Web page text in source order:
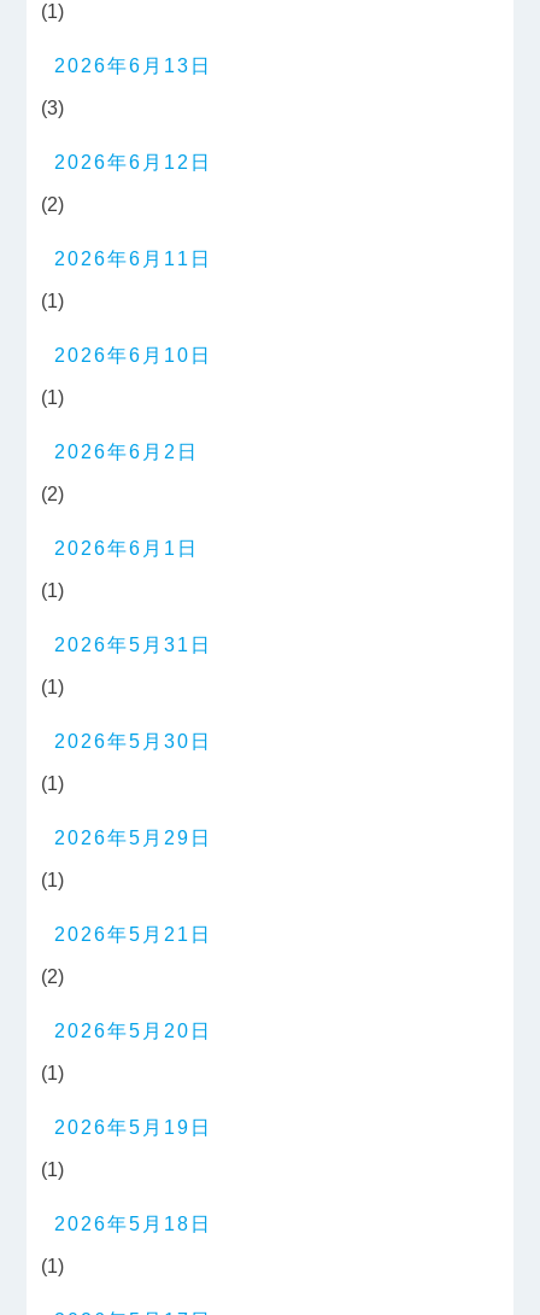
(1)
2026年6月13日
(3)
2026年6月12日
(2)
2026年6月11日
(1)
2026年6月10日
(1)
2026年6月2日
(2)
2026年6月1日
(1)
2026年5月31日
(1)
2026年5月30日
(1)
2026年5月29日
(1)
2026年5月21日
(2)
2026年5月20日
(1)
2026年5月19日
(1)
2026年5月18日
(1)